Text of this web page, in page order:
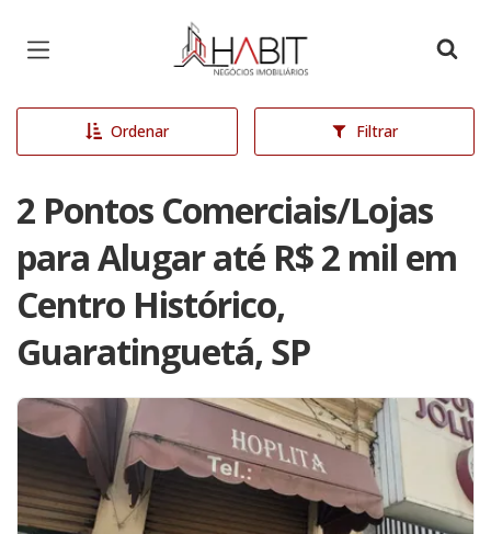
Página inicial
Ordenar Filtrar
2 Pontos Comerciais/Lojas
para Alugar até R$ 2 mil em
Centro Histórico,
Guaratinguetá, SP